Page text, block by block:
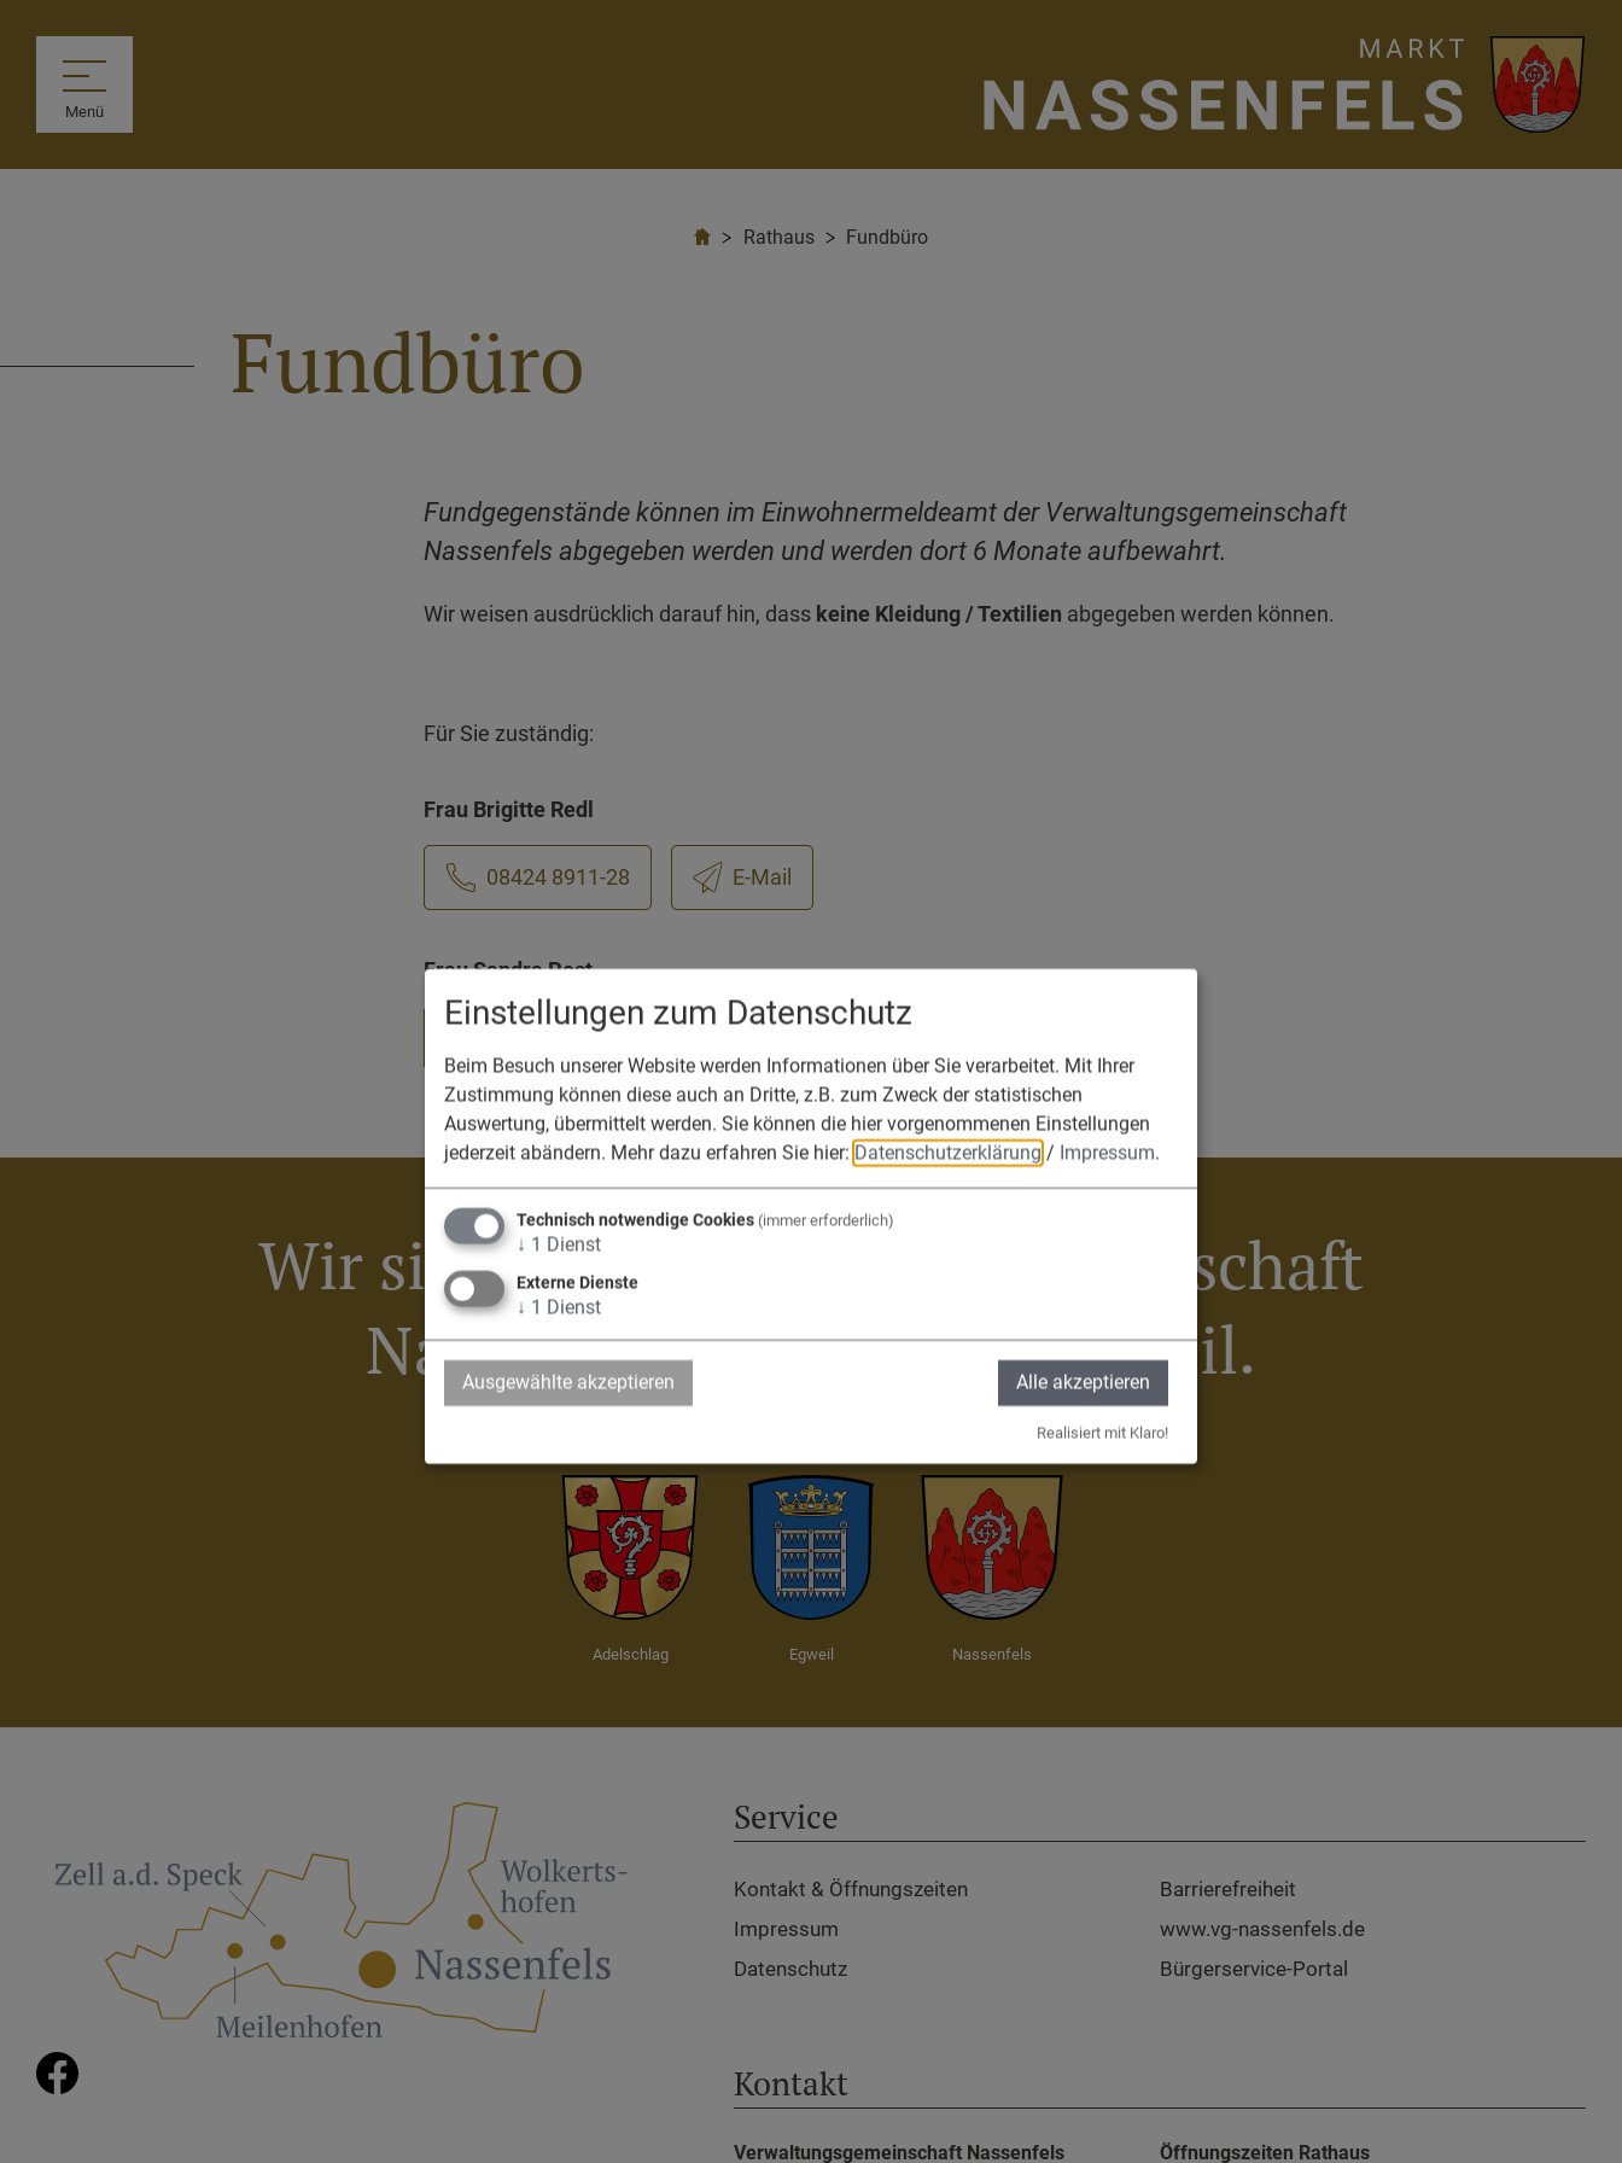
Menü
Rathaus Fundbüro
Fundbüro
Fundgegenstände können im Einwohnermeldeamt der Verwaltungsgemeinschaft
Nassenfels abgegeben werden und werden dort 6 Monate aufbewahrt.
Wir weisen ausdrücklich darauf hin, dass keine Kleidung / Textilien abgegeben werden können.
Für Sie zuständig:
Frau Brigitte Redl
08424 8911-28 E-Mail
Frau Sandra Pest
08424 8911-20
Wir sind die Verwaltungsgemeinschaft
Nassenfels, Adelschlag, Egweil.
Adelschlag Egweil Nassenfels
Service
Kontakt & Öffnungszeiten
Impressum
Datenschutz
Barrierefreiheit
www.vg-nassenfels.de
Bürgerservice-Portal
Kontakt
Verwaltungsgemeinschaft Nassenfels Öffnungszeiten Rathaus
Einstellungen zum Datenschutz
Beim Besuch unserer Website werden Informationen über Sie verarbeitet. Mit Ihrer
Zustimmung können diese auch an Dritte, z.B. zum Zweck der statistischen
Auswertung, übermittelt werden. Sie können die hier vorgenommenen Einstellungen
jederzeit abändern. Mehr dazu erfahren Sie hier: Datenschutzerklärung / Impressum.
Technisch notwendige Cookies (immer erforderlich)
↓ 1 Dienst
Externe Dienste
↓ 1 Dienst
Ausgewählte akzeptieren Alle akzeptieren
Realisiert mit Klaro!